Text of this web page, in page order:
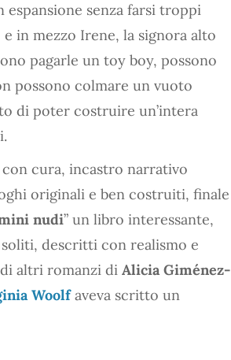
espansione senza farsi troppi
in mezzo Irene, la signora alto
pagarle un toy boy, possono
possono colmare un vuoto
di poter costruire un’intera
cura, incastro narrativo
originali e ben costruiti, finale
nudi” un libro interessante,
descritti con realismo e
altri romanzi di Alicia Giménez-
Woolfaveva scritto un